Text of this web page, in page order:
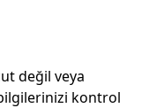
değil veya
kontrol